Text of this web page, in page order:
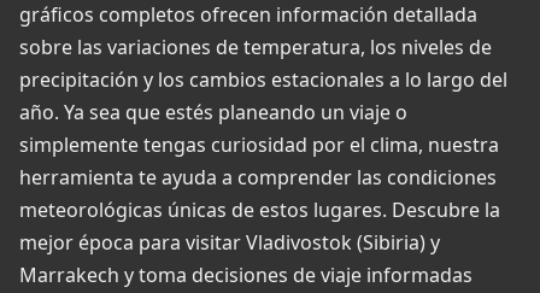
gráficos completos ofrecen información detallada
sobre las variaciones de temperatura, los niveles de
precipitación y los cambios estacionales a lo largo del
año. Ya sea que estés planeando un viaje o
simplemente tengas curiosidad por el clima, nuestra
herramienta te ayuda a comprender las condiciones
meteorológicas únicas de estos lugares. Descubre la
mejor época para visitar Vladivostok (Sibiria) y
Marrakech y toma decisiones de viaje informadas